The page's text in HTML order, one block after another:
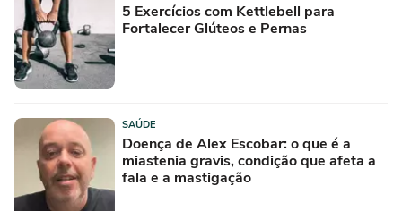
5 Exercícios com Kettlebell para
Fortalecer Glúteos e Pernas
SAÚDE
Doença de Alex Escobar: o que é a
miastenia gravis, condição que afeta a
fala e a mastigação